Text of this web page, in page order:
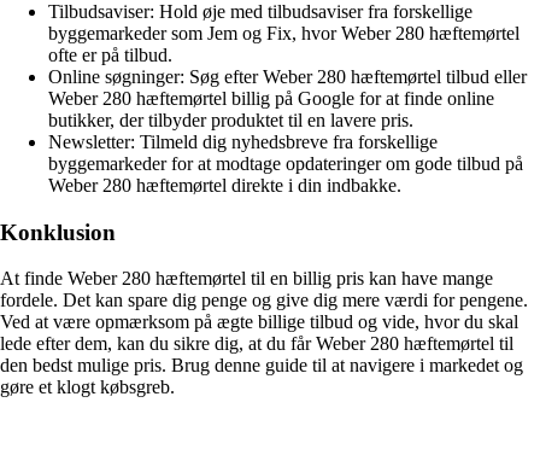
Tilbudsaviser: Hold øje med tilbudsaviser fra forskellige
byggemarkeder som Jem og Fix, hvor Weber 280 hæftemørtel
ofte er på tilbud.
Online søgninger: Søg efter Weber 280 hæftemørtel tilbud eller
Weber 280 hæftemørtel billig på Google for at finde online
butikker, der tilbyder produktet til en lavere pris.
Newsletter: Tilmeld dig nyhedsbreve fra forskellige
byggemarkeder for at modtage opdateringer om gode tilbud på
Weber 280 hæftemørtel direkte i din indbakke.
Konklusion
At finde Weber 280 hæftemørtel til en billig pris kan have mange
fordele. Det kan spare dig penge og give dig mere værdi for pengene.
Ved at være opmærksom på ægte billige tilbud og vide, hvor du skal
lede efter dem, kan du sikre dig, at du får Weber 280 hæftemørtel til
den bedst mulige pris. Brug denne guide til at navigere i markedet og
gøre et klogt købsgreb.